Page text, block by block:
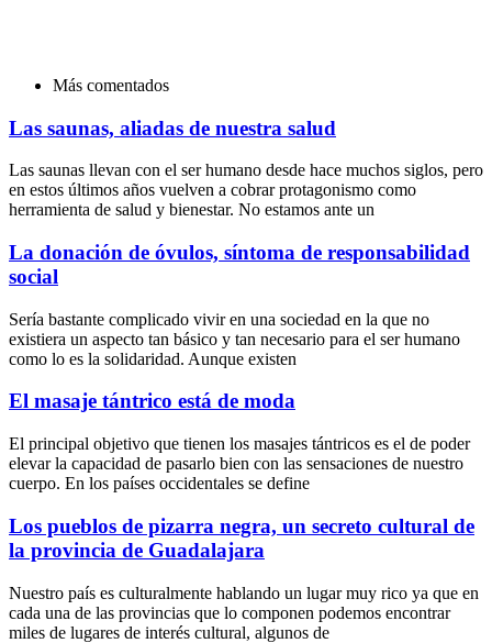
Más comentados
Las saunas, aliadas de nuestra salud
Las saunas llevan con el ser humano desde hace muchos siglos, pero
en estos últimos años vuelven a cobrar protagonismo como
herramienta de salud y bienestar. No estamos ante un
La donación de óvulos, síntoma de responsabilidad
social
Sería bastante complicado vivir en una sociedad en la que no
existiera un aspecto tan básico y tan necesario para el ser humano
como lo es la solidaridad. Aunque existen
El masaje tántrico está de moda
El principal objetivo que tienen los masajes tántricos es el de poder
elevar la capacidad de pasarlo bien con las sensaciones de nuestro
cuerpo. En los países occidentales se define
Los pueblos de pizarra negra, un secreto cultural de
la provincia de Guadalajara
Nuestro país es culturalmente hablando un lugar muy rico ya que en
cada una de las provincias que lo componen podemos encontrar
miles de lugares de interés cultural, algunos de